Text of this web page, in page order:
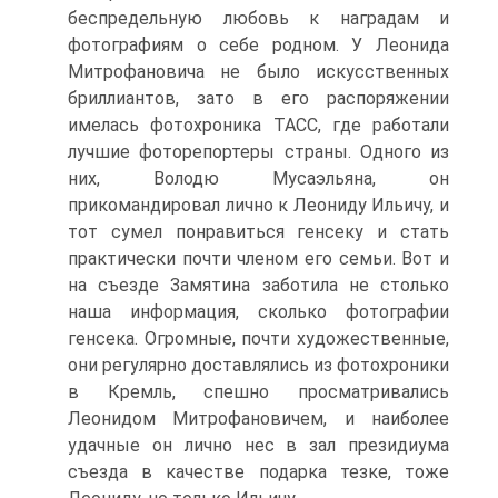
беспредельную любовь к наградам и
фотографиям о себе родном. У Леонида
Митрофановича не было искусственных
бриллиантов, зато в его распоряжении
имелась фотохроника ТАСС, где работали
лучшие фоторепортеры страны. Одного из
них, Володю Мусаэльяна, он
прикомандировал лично к Леониду Ильичу, и
тот сумел понравиться генсеку и стать
практически почти членом его семьи. Вот и
на съезде Замятина заботила не столько
наша информация, сколько фотографии
генсека. Огромные, почти художественные,
они регулярно доставлялись из фотохроники
в Кремль, спешно просматривались
Леонидом Митрофановичем, и наиболее
удачные он лично нес в зал президиума
съезда в качестве подарка тезке, тоже